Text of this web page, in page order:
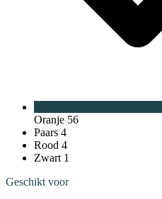
Oranje 56
Paars 4
Rood 4
Zwart 1
Geschikt voor